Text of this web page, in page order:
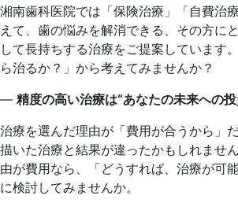
6
月
30
日
湘南歯科医院では「保険治療」「自費治
えて、歯の悩みを解消できる、その方に
して長持ちする治療をご提案しています
ら治るか？」から考えてみませんか？
― 精度の高い治療は“あなたの未来への
治療を選んだ理由が「費用が合うから」
描いた治療と結果が違ったかもしれませ
由が費用なら、「どうすれば、治療が可
に検討してみませんか。